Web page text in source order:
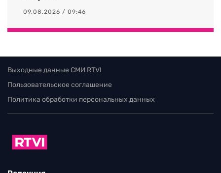
09.08.2026 / 09:46
Выходные данные СМИ RTVI
Пользовательское соглашение
Политика обработки персональных данных